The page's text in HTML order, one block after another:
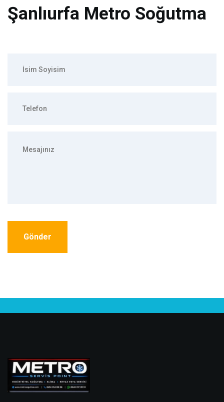
Şanlıurfa Metro Soğutma
Gönder